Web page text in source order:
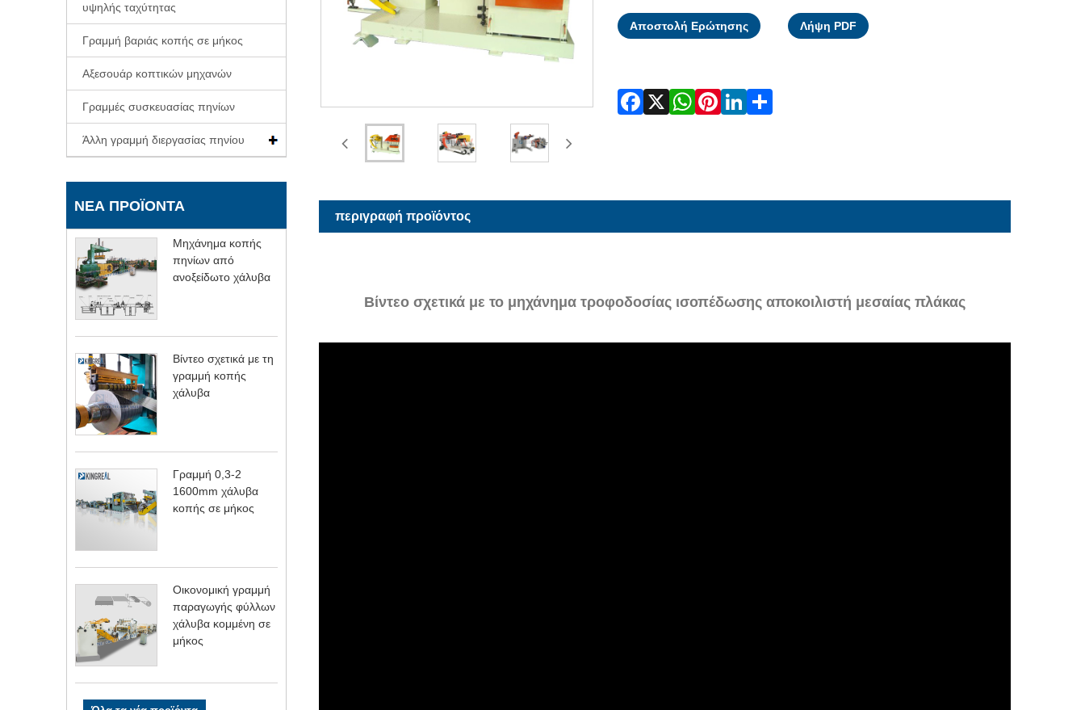
υψηλής ταχύτητας
Γραμμή βαριάς κοπής σε μήκος
Αξεσουάρ κοπτικών μηχανών
Γραμμές συσκευασίας πηνίων
Άλλη γραμμή διεργασίας πηνίου
ΝΈΑ ΠΡΟΪΌΝΤΑ
Μηχάνημα κοπής
πηνίων από
ανοξείδωτο χάλυβα
Βίντεο σχετικά με τη
γραμμή κοπής
χάλυβα
Γραμμή 0,3-2
1600mm χάλυβα
κοπής σε μήκος
Οικονομική γραμμή
παραγωγής φύλλων
χάλυβα κομμένη σε
μήκος
Αποστολή Ερώτησης Λήψη PDF
περιγραφή προϊόντος
Βίντεο σχετικά με το μηχάνημα τροφοδοσίας ισοπέδωσης αποκοιλιστή μεσαίας πλάκας